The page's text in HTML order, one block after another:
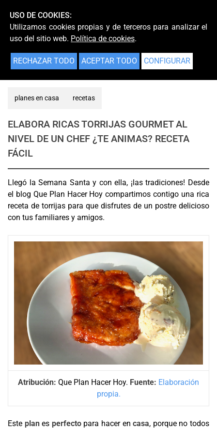
planes en casa recetas
ELABORA RICAS TORRIJAS GOURMET AL
NIVEL DE UN CHEF ¿TE ANIMAS? RECETA
FÁCIL
Llegó la Semana Santa y con ella, ¡las tradiciones! Desde
el blog Que Plan Hacer Hoy compartimos contigo una rica
receta de torrijas para que disfrutes de un postre delicioso
con tus familiares y amigos.
Atribución: Que Plan Hacer Hoy. Fuente: Elaboración
propia.
Este planes perfecto para hacer en casa, porque no todos
USO DE COOKIES:
Utilizamos cookies propias y de terceros para analizar el
uso del sitio web. Política de cookies.
RECHAZAR TODO ACEPTAR TODO CONFIGURAR